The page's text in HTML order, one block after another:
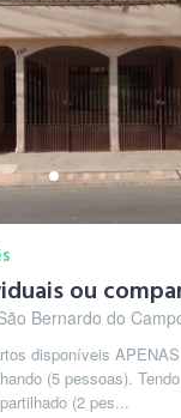
ou
Bernardo do
disponíveis
(5 pessoas).
(2 pes...